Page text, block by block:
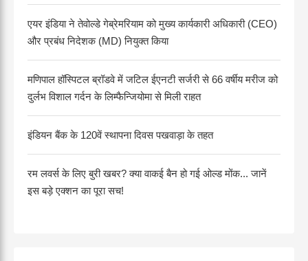
एयर इंडिया ने तेवोल्डे गेब्रेमरियाम को मुख्य कार्यकारी अधिकारी (CEO)
और प्रबंध निदेशक (MD) नियुक्त किया
मणिपाल हॉस्पिटल ब्रॉडवे में जटिल ईएनटी सर्जरी से 66 वर्षीय मरीज को
दुर्लभ विशाल गर्दन के लिम्फैन्जियोमा से मिली राहत
इंडियन बैंक के 120वें स्थापना दिवस पखवाड़ा के तहत
रम लवर्स के लिए बुरी खबर? क्या वाकई बैन हो गई ओल्ड मोंक... जानें
इस बड़े एक्शन का पूरा सच!